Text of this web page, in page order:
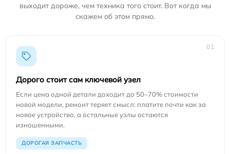
выходит дороже, чем техника того стоит. Вот когда мы
скажем об этом прямо.
01
Дорого стоит сам ключевой узел
Если цена одной детали доходит до 50–70% стоимости
новой модели, ремонт теряет смысл: платите почти как за
новое устройство, а остальные узлы остаются
изношенными.
ДОРОГАЯ ЗАПЧАСТЬ